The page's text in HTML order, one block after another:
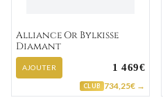
Alliance Or Bylkisse
Diamant
AJOUTER 1 469€
CLUB 734,25€ →